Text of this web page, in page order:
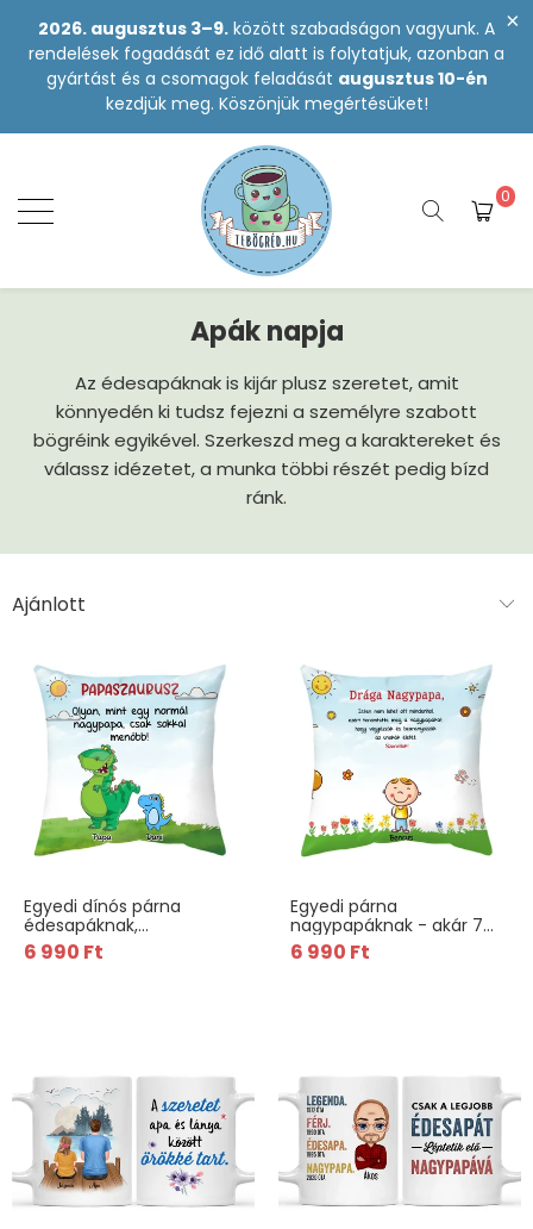
2026. augusztus 3–9. között szabadságon vagyunk. A
rendelések fogadását ez idő alatt is folytatjuk, azonban a
gyártást és a csomagok feladását augusztus 10-én
kezdjük meg. Köszönjük megértésüket!
0
Apák napja
Az édesapáknak is kijár plusz szeretet, amit
könnyedén ki tudsz fejezni a személyre szabott
bögréink egyikével. Szerkeszd meg a karaktereket és
válassz idézetet, a munka többi részét pedig bízd
ránk.
Egyedi dínós párna
édesapáknak,
nagypapáknak
6 990 Ft
Egyedi párna
nagypapáknak - akár 7
unokával
6 990 Ft